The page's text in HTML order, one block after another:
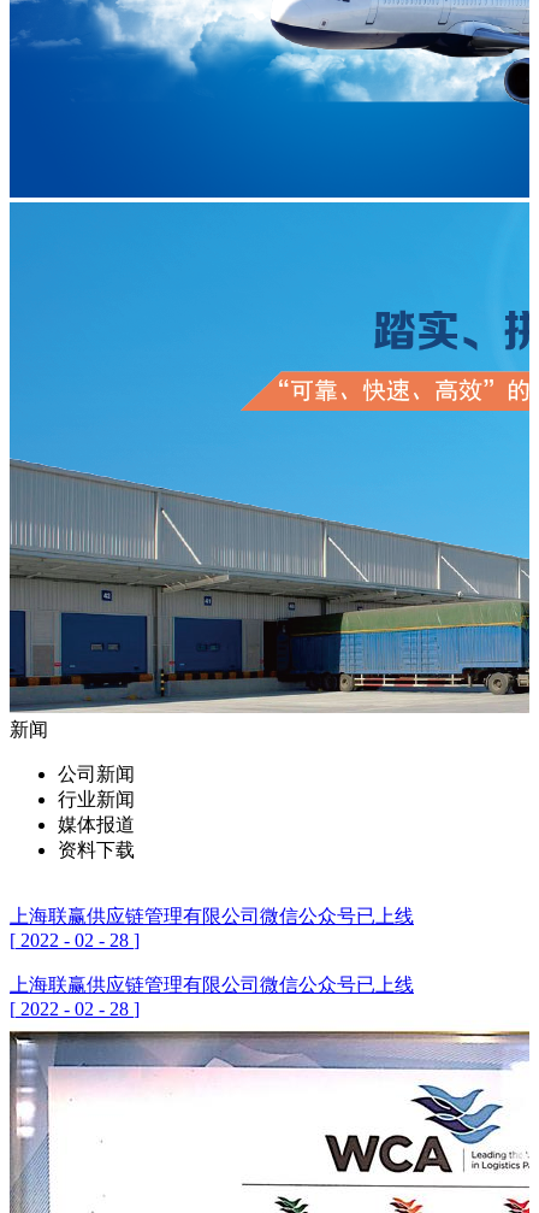
新闻
公司新闻
行业新闻
媒体报道
资料下载
上海联赢供应链管理有限公司微信公众号已上线
[ 2022 - 02 - 28 ]
上海联赢供应链管理有限公司微信公众号已上线
[ 2022 - 02 - 28 ]